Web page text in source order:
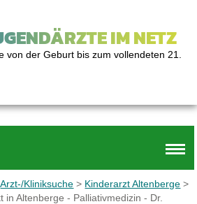
IM NETZ
von der Geburt bis zum vollendeten 21.
Arzt-/Kliniksuche > Kinderarzt Altenberge >
in Altenberge - Palliativmedizin - Dr.